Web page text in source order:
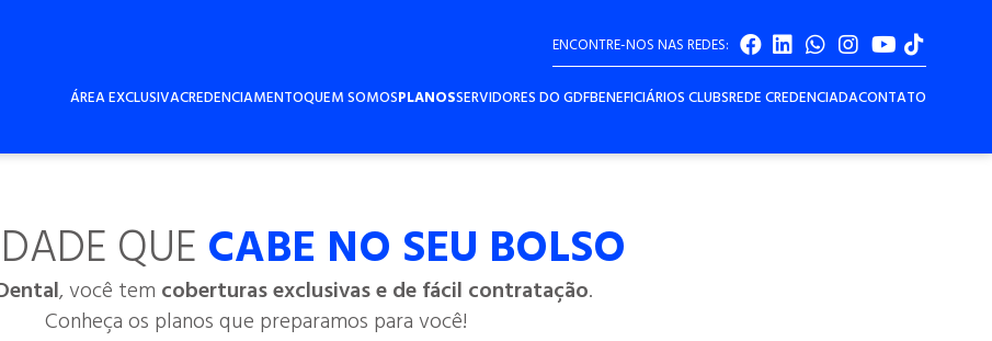
ENCONTRE-NOS NAS REDES:
ÁREA EXCLUSIVACREDENCIAMENTOQUEM SOMOSPLANOSSERVIDORES DO GDFBENEFICIÁRIOS CLUBSREDE CREDENCIADACONTATO
QUE CABE NO SEU BOLSO
, você tem coberturas exclusivas e de fácil contratação.
Conheça os planos que preparamos para você!